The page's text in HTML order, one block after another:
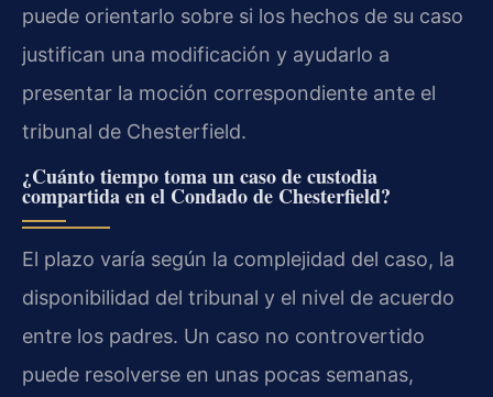
puede orientarlo sobre si los hechos de su caso
justifican una modificación y ayudarlo a
presentar la moción correspondiente ante el
tribunal de Chesterfield.
¿Cuánto tiempo toma un caso de custodia
compartida en el Condado de Chesterfield?
El plazo varía según la complejidad del caso, la
disponibilidad del tribunal y el nivel de acuerdo
entre los padres. Un caso no controvertido
puede resolverse en unas pocas semanas,